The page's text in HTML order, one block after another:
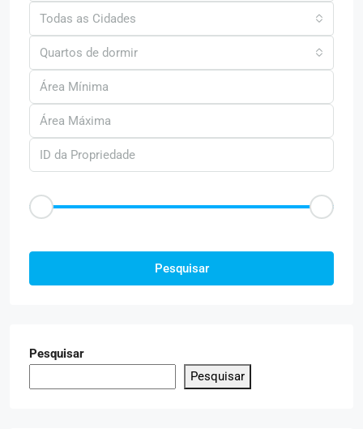
Todas as Cidades
Quartos de dormir
Pesquisar
Pesquisar
Pesquisar